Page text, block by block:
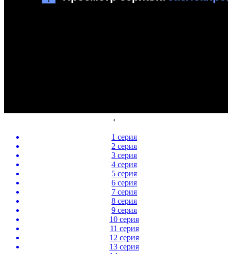
‹
1 серия
2 серия
3 серия
4 серия
5 серия
6 серия
7 серия
8 серия
9 серия
10 серия
11 серия
12 серия
13 серия